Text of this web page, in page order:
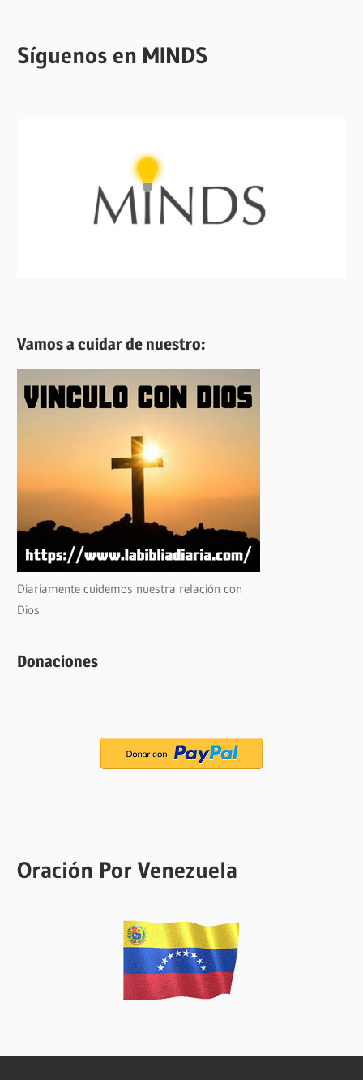
Síguenos en MINDS
Vamos a cuidar de nuestro:
Diariamente cuidemos nuestra relación con
Dios.
Donaciones
Oración Por Venezuela